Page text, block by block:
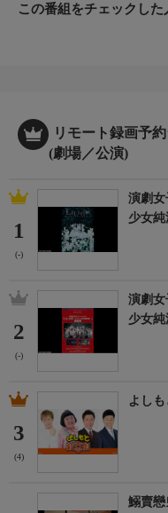
この番組をチェックした
リモート録画予
(劇場／公演)
1
(-)
演劇
少女純
2
(-)
演劇
少女
3
(4)
よし
鰯賣戀